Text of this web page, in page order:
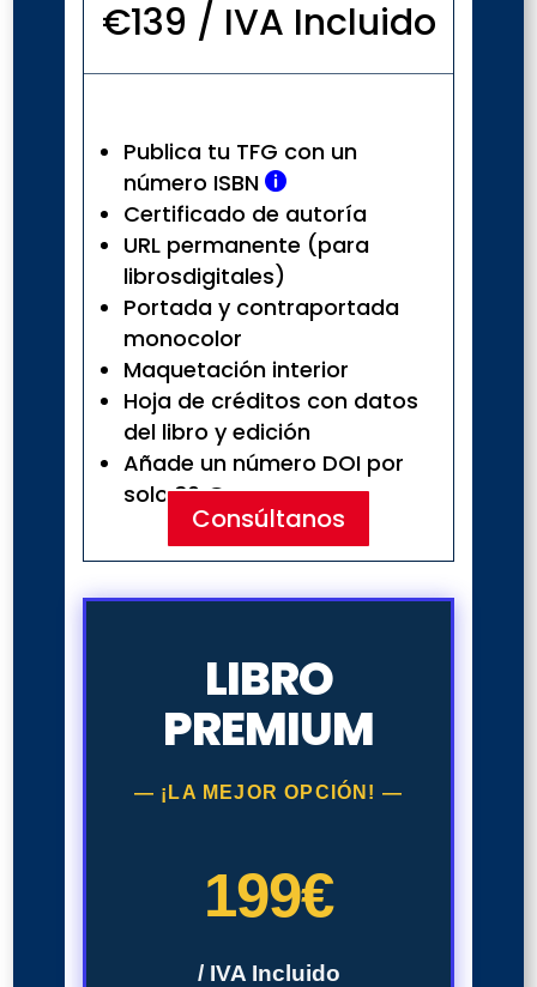
€139 / IVA Incluido
Publica tu TFG con un
número ISBN 
Certificado de autoría
URL permanente (para
librosdigitales)
Portada y contraportada
monocolor
Maquetación interior
Hoja de créditos con datos
del libro y edición
Añade un número DOI por
solo 30 €
Consúltanos
LIBRO
PREMIUM
— ¡LA MEJOR OPCIÓN! —
199€
/ IVA Incluido